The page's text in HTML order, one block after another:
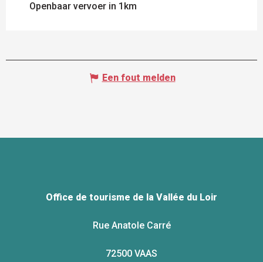
Openbaar vervoer in 1km
Een fout melden
Office de tourisme de la Vallée du Loir
Rue Anatole Carré
72500 VAAS